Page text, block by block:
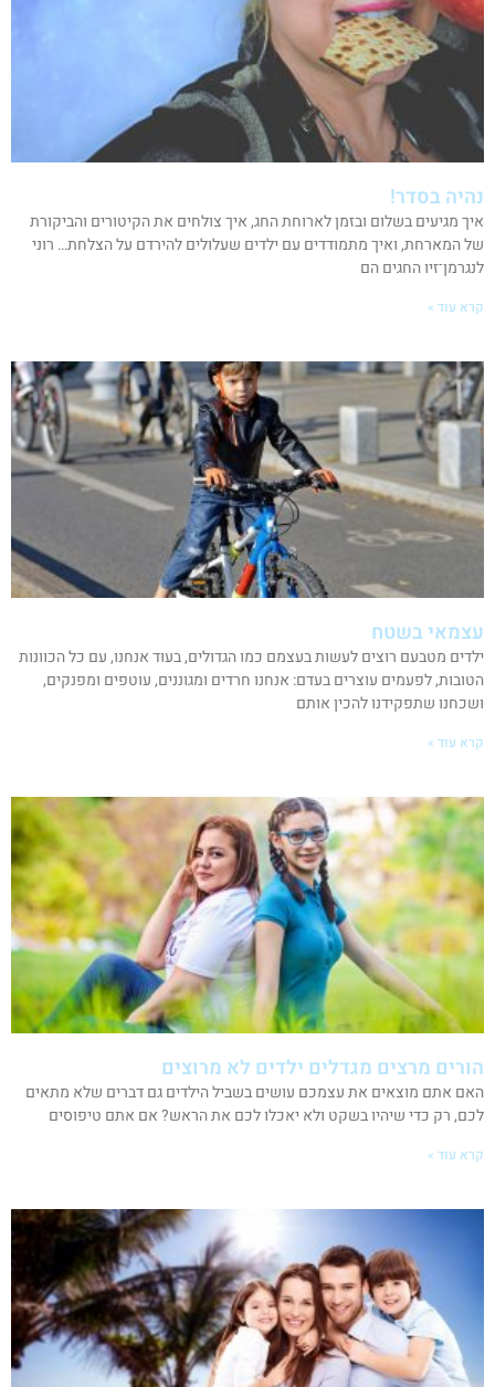
נהיה בסדר!
איך מגיעים בשלום ובזמן לארוחת החג, איך צולחים את הקיטורים והביקורת
של המארחת, ואיך מתמודדים עם ילדים שעלולים להירדם על הצלחת… רוני
לנגרמן־זיו החגים הם
קרא עוד »
עצמאי בשטח
ילדים מטבעם רוצים לעשות בעצמם כמו הגדולים, בעוד אנחנו, עם כל הכוונות
הטובות, לפעמים עוצרים בעדם: אנחנו חרדים ומגוננים, עוטפים ומפנקים,
ושכחנו שתפקידנו להכין אותם
קרא עוד »
הורים מרצים מגדלים ילדים לא מרוצים
האם אתם מוצאים את עצמכם עושים בשביל הילדים גם דברים שלא מתאים
לכם, רק כדי שיהיו בשקט ולא יאכלו לכם את הראש? אם אתם טיפוסים
קרא עוד »